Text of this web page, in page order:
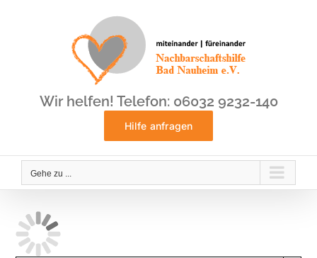
Wir helfen! Telefon: 06032 9232-140
Hilfe anfragen
Gehe zu ...